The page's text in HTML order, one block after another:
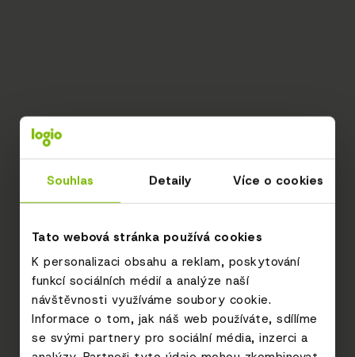
Souhlas Detaily Více o cookies
Tato webová stránka používá cookies
K personalizaci obsahu a reklam, poskytování
funkcí sociálních médií a analýze naší
návštěvnosti využíváme soubory cookie.
Informace o tom, jak náš web používáte, sdílíme
se svými partnery pro sociální média, inzerci a